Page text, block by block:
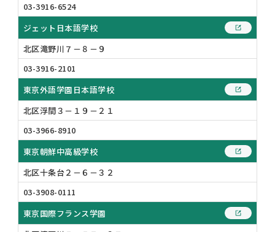
03-3916-6524
ジェット日本語学校
北区滝野川７－８－９
03-3916-2101
東京外語学園日本語学校
北区浮間３－１９－２１
03-3966-8910
東京朝鮮中高級学校
北区十条台２－６－３２
03-3908-0111
東京国際フランス学園